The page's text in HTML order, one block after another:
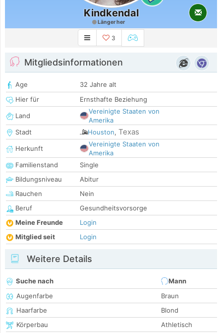
Kindkendal
Länger her
3
Mitgliedsinformationen
Age
32 Jahre alt
Hier für
Ernsthafte Beziehung
Land
Vereinigte Staaten von
Amerika
Stadt
Houston, Texas
Herkunft
Vereinigte Staaten von
Amerika
Familienstand
Single
Bildungsniveau
Abitur
Rauchen
Nein
Beruf
Gesundheitsvorsorge
Meine Freunde
Login
Mitglied seit
Login
Weitere Details
Suche nach
Mann
Augenfarbe
Braun
Haarfarbe
Blond
Körperbau
Athletisch